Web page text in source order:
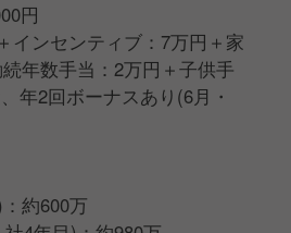
円
インセンティブ：7万円＋家
年数手当：2万円＋子供手
年2回ボーナスあり(6月・
約600万